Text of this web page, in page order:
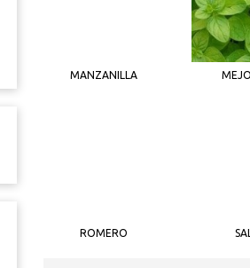
MANZANILLA
ROMERO